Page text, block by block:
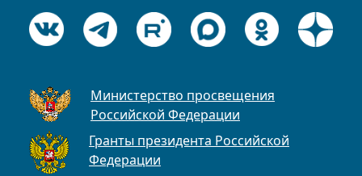
Министерство просвещения
Российской Федерации
Гранты президента Российской
Федерации